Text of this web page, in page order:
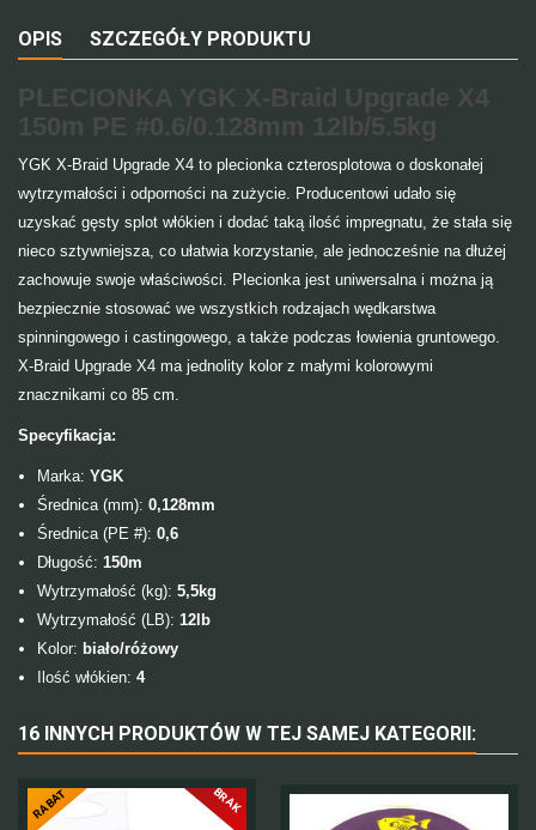
OPIS SZCZEGÓŁY PRODUKTU
PLECIONKA YGK X-Braid Upgrade X4
150m PE #0.6/0.128mm 12lb/5.5kg
YGK X-Braid Upgrade X4 to plecionka czterosplotowa o doskonałej
wytrzymałości i odporności na zużycie. Producentowi udało się
uzyskać gęsty splot włókien i dodać taką ilość impregnatu, że stała się
nieco sztywniejsza, co ułatwia korzystanie, ale jednocześnie na dłużej
zachowuje swoje właściwości. Plecionka jest uniwersalna i można ją
bezpiecznie stosować we wszystkich rodzajach wędkarstwa
spinningowego i castingowego, a także podczas łowienia gruntowego.
X-Braid Upgrade X4 ma jednolity kolor z małymi kolorowymi
znacznikami co 85 cm.
Specyfikacja:
Marka: YGK
Średnica (mm): 0,128mm
Średnica (PE #): 0,6
Długość: 150m
Wytrzymałość (kg): 5,5kg
Wytrzymałość (LB): 12lb
Kolor: biało/różowy
Ilość włókien: 4
16 INNYCH PRODUKTÓW W TEJ SAMEJ KATEGORII:
-10%
RABAT BRAK